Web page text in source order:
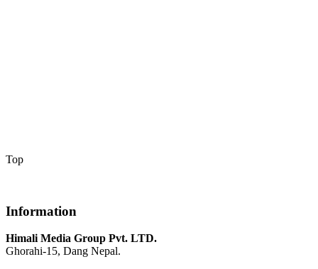
Top
Information
Himali Media Group Pvt. LTD.
Ghorahi-15, Dang Nepal.